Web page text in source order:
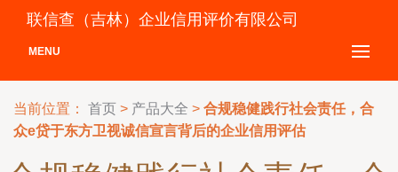
联信查（吉林）企业信用评价有限公司
MENU
当前位置： 首页 > 产品大全 > 合规稳健践行社会责任，合
众e贷于东方卫视诚信宣言背后的企业信用评估